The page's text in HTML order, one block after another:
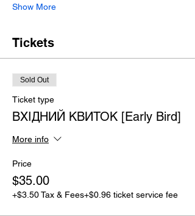
Show More
Tickets
Sold Out
Ticket type
ВХІДНИЙ КВИТОК [Early Bird]
More info
Price
$35.00
+$3.50 Tax & Fees+$0.96 ticket service fee